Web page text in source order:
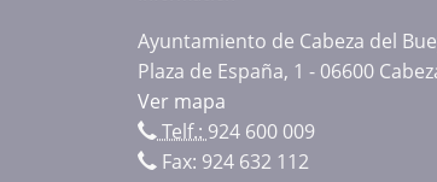
Ayuntamiento de Cabeza del
Plaza de España, 1 - 06600
Ver mapa
Telf.: 924 600 009
Fax: 924 632 112